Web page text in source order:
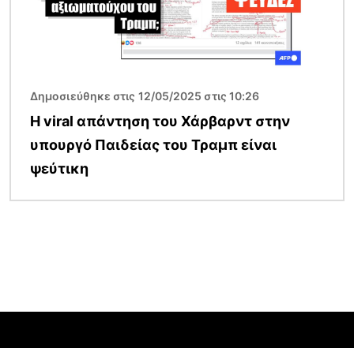
Δημοσιεύθηκε στις 12/05/2025 στις 10:26
Η viral απάντηση του Χάρβαρντ στην
υπουργό Παιδείας του Τραμπ είναι
ψεύτικη